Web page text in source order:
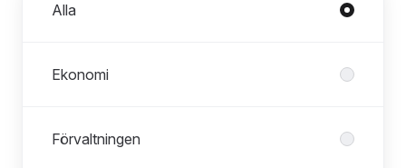
Alla
Ekonomi
Förvaltningen